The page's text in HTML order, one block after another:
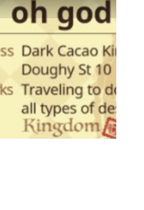
(Google I/O '18)